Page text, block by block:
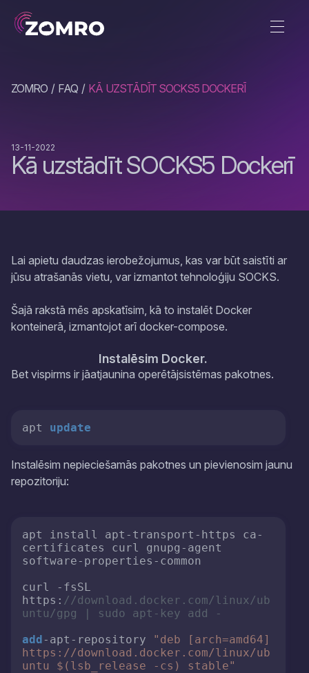
ZOMRO FAQ KĀ UZSTĀDĪT SOCKS5 DOCKERĪ
Kā uzstādīt SOCKS5 Dockerī
13-11-2022
Lai apietu daudzas ierobežojumus, kas var būt saistīti ar
jūsu atrašanās vietu, var izmantot tehnoloģiju SOCKS.
Šajā rakstā mēs apskatīsim, kā to instalēt Docker
konteinerā, izmantojot arī docker-compose.
Instalēsim Docker.
Bet vispirms ir jāatjaunina operētājsistēmas pakotnes.
apt update
Instalēsim nepieciešamās pakotnes un pievienosim jaunu
repozitoriju:
apt install apt-transport-https ca-
certificates curl gnupg-agent
software-properties-common
curl -fsSL
https: //download.docker.com/linux/ub
untu/gpg | sudo apt-key add -
add-apt-repository
"deb [arch=amd64]
https://download.docker.com/linux/ub
untu $(lsb_release -cs) stable"